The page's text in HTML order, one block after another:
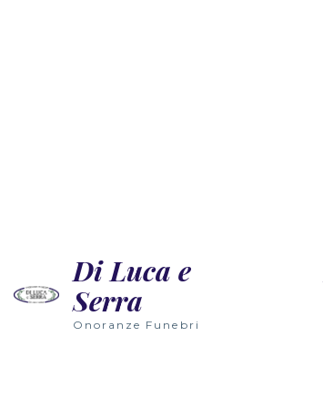
Di Luca e
Serra
Onoranze Funebri